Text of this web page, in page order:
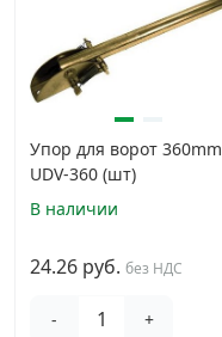
Упор для ворот 360mm
UDV-360 (шт)
В наличии
24.26 руб. без НДС
- +